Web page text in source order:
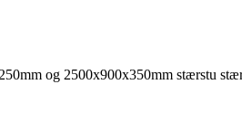
og 2500x900x350mm stærstu